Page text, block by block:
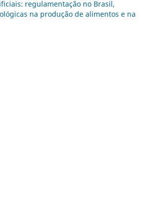
regulamentação no Brasil,
na produção de alimentos e na